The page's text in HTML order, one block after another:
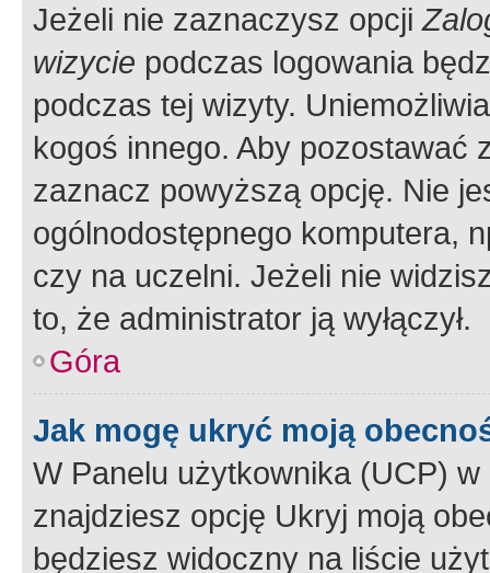
Jeżeli nie zaznaczysz opcji
wizycie podczas logowania
podczas tej wizyty.
kogoś innego. Aby pozostawać
zaznacz powyższą opcję. Nie
ogólnodostępnego komputera,
czy na uczelni. Jeżeli nie
to, że administrator ją wyłączył.
Góra
Jak mogę ukryć moją
W Panelu użytkownika (UCP) w
znajdziesz opcję Ukryj moją
będziesz widoczny na liście